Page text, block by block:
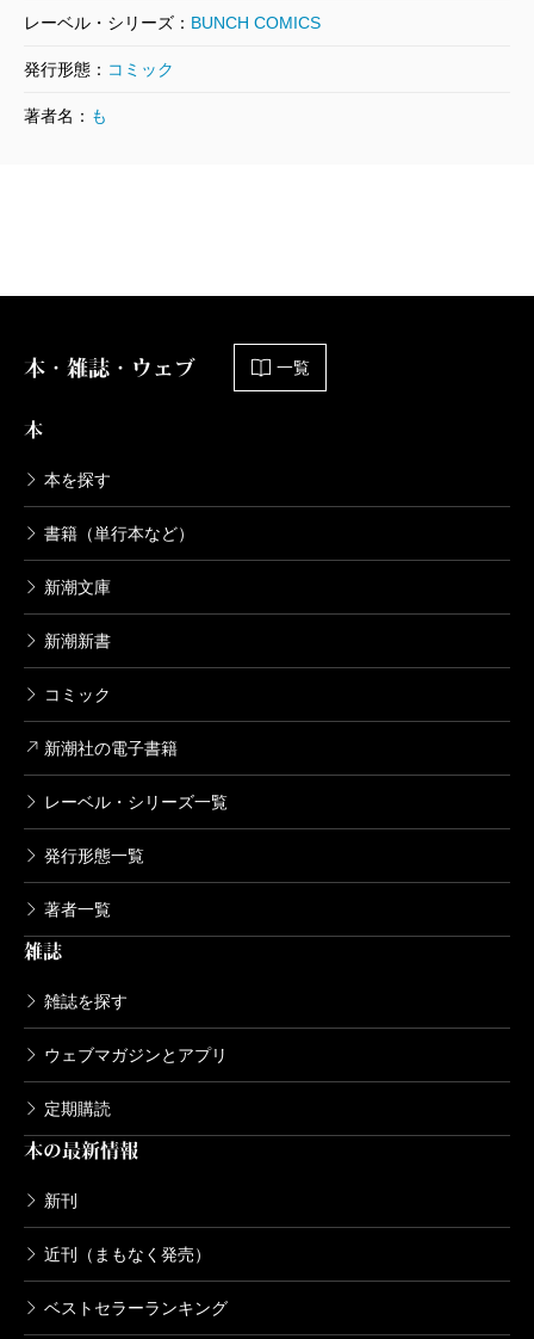
レーベル・シリーズ： BUNCH COMICS
発行形態： コミック
著者名： も
本・雑誌・ウェブ 一覧
本
本を探す
書籍（単行本など）
新潮文庫
新潮新書
コミック
新潮社の電子書籍
レーベル・シリーズ一覧
発行形態一覧
著者一覧
雑誌
雑誌を探す
ウェブマガジンとアプリ
定期購読
本の最新情報
新刊
近刊（まもなく発売）
ベストセラーランキング